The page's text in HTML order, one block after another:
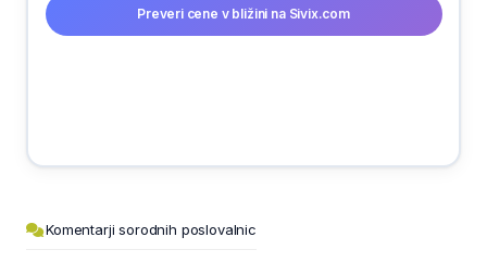
Preveri cene v bližini na Sivix.com
Komentarji sorodnih poslovalnic